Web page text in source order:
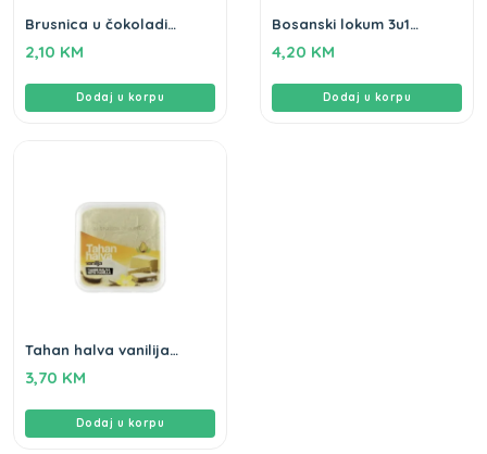
Brusnica u čokoladi
2,10 KM
Dodaj u korpu
Bosanski lokum 3u1
4,20 KM
Dodaj u korpu
Tahan halva vanilija
3,70 KM
Dodaj u korpu